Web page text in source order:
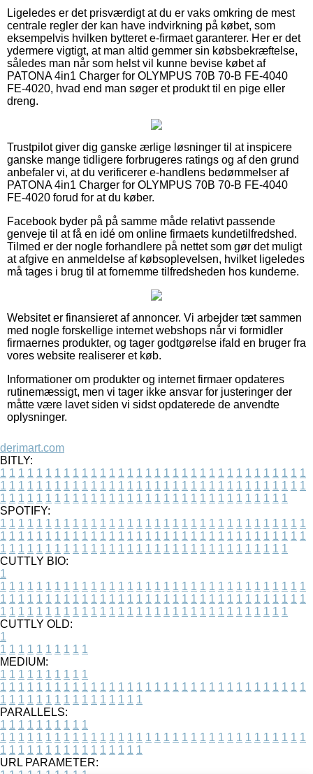
Ligeledes er det prisværdigt at du er vaks omkring de mest
centrale regler der kan have indvirkning på købet, som
eksempelvis hvilken bytteret e-firmaet garanterer. Her er det
ydermere vigtigt, at man altid gemmer sin købsbekræftelse,
således man når som helst vil kunne bevise købet af
PATONA 4in1 Charger for OLYMPUS 70B 70-B FE-4040
FE-4020, hvad end man søger et produkt til en pige eller
dreng.
Trustpilot giver dig ganske ærlige løsninger til at inspicere
ganske mange tidligere forbrugeres ratings og af den grund
anbefaler vi, at du verificerer e-handlens bedømmelser af
PATONA 4in1 Charger for OLYMPUS 70B 70-B FE-4040
FE-4020 forud for at du køber.
Facebook byder på på samme måde relativt passende
genveje til at få en idé om online firmaets kundetilfredshed.
Tilmed er der nogle forhandlere på nettet som gør det muligt
at afgive en anmeldelse af købsoplevelsen, hvilket ligeledes
må tages i brug til at fornemme tilfredsheden hos kunderne.
Websitet er finansieret af annoncer. Vi arbejder tæt sammen
med nogle forskellige internet webshops når vi formidler
firmaernes produkter, og tager godtgørelse ifald en bruger fra
vores website realiserer et køb.
Informationer om produkter og internet firmaer opdateres
rutinemæssigt, men vi tager ikke ansvar for justeringer der
måtte være lavet siden vi sidst opdaterede de anvendte
oplysninger.
derimart.com
BITLY:
1 1 1 1 1 1 1 1 1 1 1 1 1 1 1 1 1 1 1 1 1 1 1 1 1 1 1 1 1 1 1 1 1 1
1 1 1 1 1 1 1 1 1 1 1 1 1 1 1 1 1 1 1 1 1 1 1 1 1 1 1 1 1 1 1 1 1 1
1 1 1 1 1 1 1 1 1 1 1 1 1 1 1 1 1 1 1 1 1 1 1 1 1 1 1 1 1 1 1 1
SPOTIFY:
1 1 1 1 1 1 1 1 1 1 1 1 1 1 1 1 1 1 1 1 1 1 1 1 1 1 1 1 1 1 1 1 1 1
1 1 1 1 1 1 1 1 1 1 1 1 1 1 1 1 1 1 1 1 1 1 1 1 1 1 1 1 1 1 1 1 1 1
1 1 1 1 1 1 1 1 1 1 1 1 1 1 1 1 1 1 1 1 1 1 1 1 1 1 1 1 1 1 1 1
CUTTLY BIO:
1
1 1 1 1 1 1 1 1 1 1 1 1 1 1 1 1 1 1 1 1 1 1 1 1 1 1 1 1 1 1 1 1 1 1
1 1 1 1 1 1 1 1 1 1 1 1 1 1 1 1 1 1 1 1 1 1 1 1 1 1 1 1 1 1 1 1 1 1
1 1 1 1 1 1 1 1 1 1 1 1 1 1 1 1 1 1 1 1 1 1 1 1 1 1 1 1 1 1 1 1
CUTTLY OLD:
1
1 1 1 1 1 1 1 1 1 1
MEDIUM:
1 1 1 1 1 1 1 1 1 1
1 1 1 1 1 1 1 1 1 1 1 1 1 1 1 1 1 1 1 1 1 1 1 1 1 1 1 1 1 1 1 1 1 1
1 1 1 1 1 1 1 1 1 1 1 1 1 1 1 1
PARALLELS:
1 1 1 1 1 1 1 1 1 1
1 1 1 1 1 1 1 1 1 1 1 1 1 1 1 1 1 1 1 1 1 1 1 1 1 1 1 1 1 1 1 1 1 1
1 1 1 1 1 1 1 1 1 1 1 1 1 1 1 1
URL PARAMETER: